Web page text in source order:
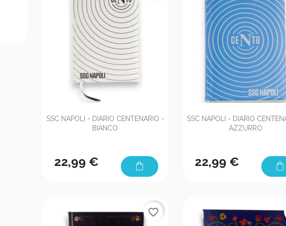
 Anteprima
SSC NAPOLI - DIARIO CENTENARIO -
BIANCO
22,99 € shopping_bag
 Anteprima
SSC NAPOLI - DIARIO
AZZURRO
22,99 € shopping_bag
favorite_border